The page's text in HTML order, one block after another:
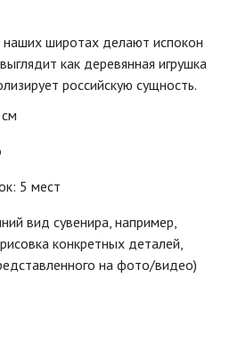
широтах делают испокон
как деревянная игрушка
российскую сущность.
5 мест
вид сувенира, например,
конкретных деталей,
на фото/видео)